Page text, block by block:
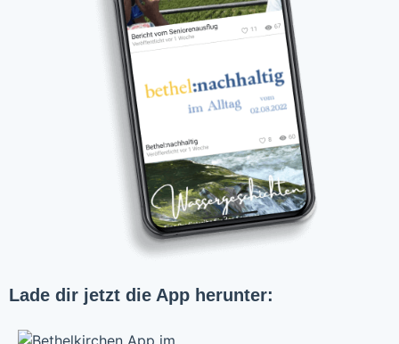
Lade dir jetzt die App herunter: